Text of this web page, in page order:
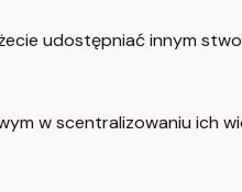
udostępniać innym
w scentralizowaniu ich